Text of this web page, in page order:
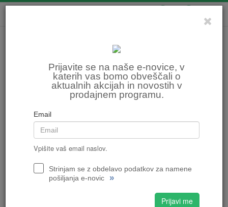
Prijavite se na naše e-novice, v
katerih vas bomo obveščali o
aktualnih akcijah in novostih v
prodajnem programu.
Email
Vpišite vaš email naslov.
Strinjam se z obdelavo podatkov za namene
pošiljanja e-novic
»
Prijavi me
Kako prepeljati kolo na dopust brez
poškodb?
Dopust s kolesom prinaša več svobode, nove poti in možnost raziskovanja